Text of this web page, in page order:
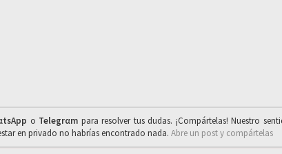
o Telegrαm para resolver tus dudas. ¡Compártelas! Nuestro
en privado no habrías encontrado nada. Abre un post y compártelas